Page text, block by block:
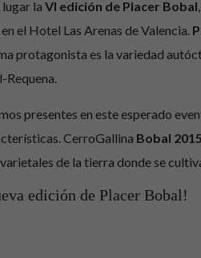
la VI edición de Placer Bobal
el Hotel Las Arenas de Valencia.
protagonista es la variedad
presentes en este esperado
CerroGallina Bobal 2015
de la tierra donde se
edición de Placer Bobal!